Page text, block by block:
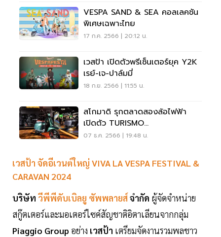
VESPA SAND & SEA คอลเลคชัน
พิเศษเฉพาะไทย
17 ก.ค. 2566 | 20:12 น.
เวสป้า เปิดตัวพรีเซ็นเตอร์ยุค Y2K
เรย์-เจ-ปาล์มมี่
18 ก.ย. 2566 | 11:55 น.
สโกมาดิ รุกตลาดสองล้อไฟฟ้า
เปิดตัว TURISMO
ELECTRONICA
07 ธ.ค. 2566 | 19:48 น.
เวสป้า จัดอีเวนต์ใหญ่ VIVA LA VESPA FESTIVAL &
CARAVAN 2024
บริษัท วีพีพีดับเบิลยู ซัพพลายส์จำกัด ผู้จัดจำหน่าย
สกู๊ตเตอร์และมอเตอร์ไซค์สัญชาติอิตาเลียนจากกลุ่ม
Piaggio Group อย่าง เวสป้า เตรียมจัดงานรวมพลชาว